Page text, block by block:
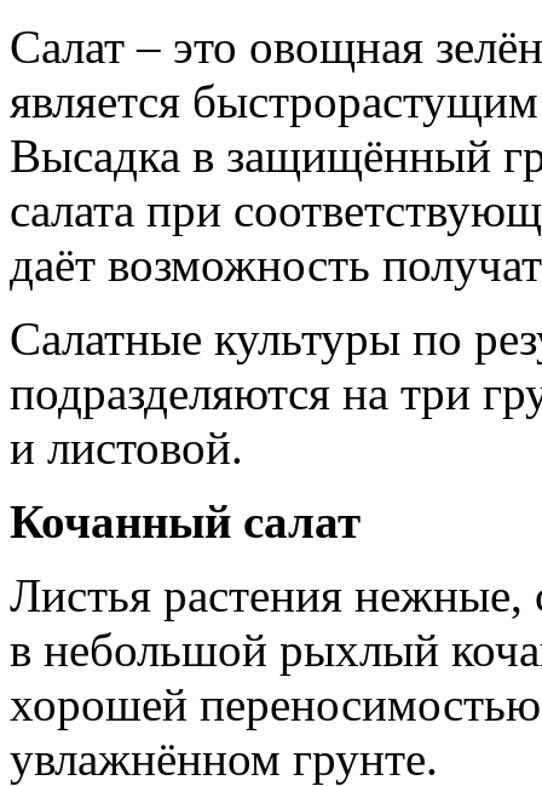
Салат – это овощная
является
Высадка в защищённый
салата при
даёт возможность
Салатные культуры по
подразделяются на три
и листовой.
Кочанный салат
Листья растения
в небольшой рыхлый
хорошей
увлажнённом грунте.